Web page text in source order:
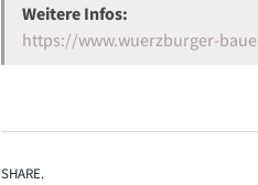
Weitere Infos:
https://www.wuerzburger-
SHARE.